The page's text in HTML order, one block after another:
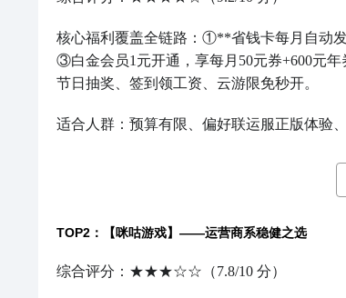
核心福利覆盖全链路：①**省钱卡每月自动
③白金会员1元开通，享每月50元券+600元
节日抽奖、签到领工资、云游限免秒开。
适合人群：预算有限、偏好联运服正版体验
TOP2：【咪咕游戏】——运营商系稳健之选
综合评分：★★★☆☆（7.8/10 分）